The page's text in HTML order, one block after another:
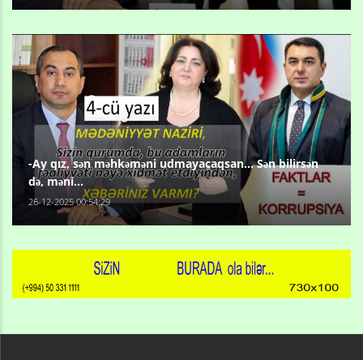
-Ay qız, sən məhkəməni udmayacaqsan... Sən bilirsən
də, məni...
26-12-2025 00:54:29